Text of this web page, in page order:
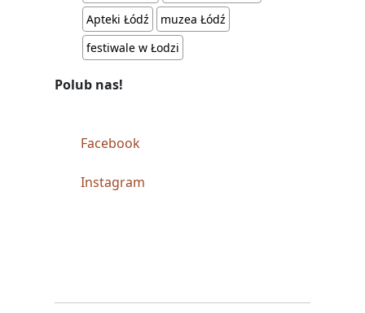
Apteki Łódź
muzea Łódź
festiwale w Łodzi
Polub nas!
Facebook
Instagram